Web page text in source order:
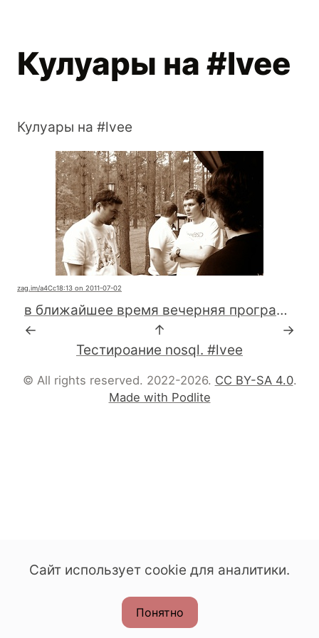
Кулуары на #lvee
Кулуары на #lvee
zag.im/a4Cc18:13 on 2011-07-02
в ближайшее время вечерняя программа продолжится музыкальным выступлением #lvee
←
↑
→
Тестироание nosql. #lvee
© All rights reserved. 2022-2026. CC BY-SA 4.0.
Made with Podlite
Сайт использует cookie для аналитики.
Понятно